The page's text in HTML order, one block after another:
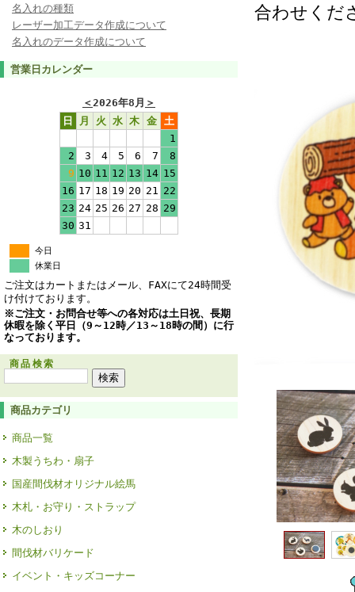
名入れの種類
レーザー加工データ作成について
名入れのデータ作成について
営業日カレンダー
＜2026年8月 ＞
日
月 火 水 木 金 土
1
2
3 4 5 6 7
8
9 10 11 12 13 14 15
16 17 18 19 20 21 22
23 24 25 26 27 28 29
30 31
今日
休業日
ご注文はカートまたはメール、FAXにて24時間受
け付けております。
※ご注文・お問合せ等への各対応は土日祝、長期
休暇を除く平日（9～12時／13～18時の間）に行
なっております。
商品検索
商品カテゴリ
商品一覧
木製うちわ・扇子
国産間伐材オリジナル絵馬
木札・お守り・ストラップ
木のしおり
間伐材バリケード
イベント・キッズコーナー
合わせくだ